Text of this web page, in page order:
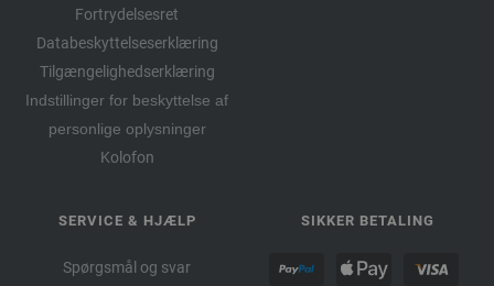
Fortrydelsesret
Databeskyttelseserklæring
Tilgængelighedserklæring
Indstillinger for beskyttelse af
personlige oplysninger
Kolofon
SERVICE & HJÆLP
Spørgsmål og svar
SIKKER BETALING